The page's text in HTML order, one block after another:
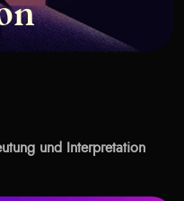
und Interpretation